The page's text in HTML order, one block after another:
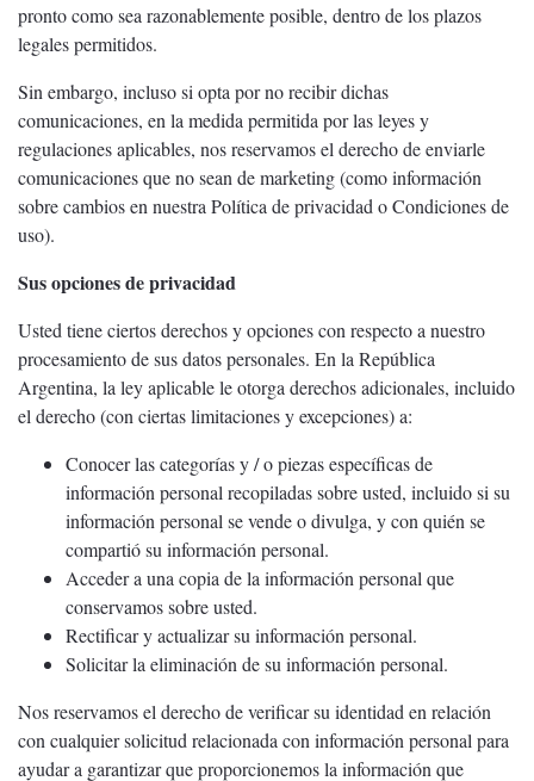
pronto como sea razonablemente posible, dentro de los plazos
legales permitidos.
Sin embargo, incluso si opta por no recibir dichas
comunicaciones, en la medida permitida por las leyes y
regulaciones aplicables, nos reservamos el derecho de enviarle
comunicaciones que no sean de marketing (como información
sobre cambios en nuestra Política de privacidad o Condiciones de
uso).
Sus opciones de privacidad
Usted tiene ciertos derechos y opciones con respecto a nuestro
procesamiento de sus datos personales. En la República
Argentina, la ley aplicable le otorga derechos adicionales, incluido
el derecho (con ciertas limitaciones y excepciones) a:
Conocer las categorías y / o piezas específicas de
información personal recopiladas sobre usted, incluido si su
información personal se vende o divulga, y con quién se
compartió su información personal.
Acceder a una copia de la información personal que
conservamos sobre usted.
Rectificar y actualizar su información personal.
Solicitar la eliminación de su información personal.
Nos reservamos el derecho de verificar su identidad en relación
con cualquier solicitud relacionada con información personal para
ayudar a garantizar que proporcionemos la información que